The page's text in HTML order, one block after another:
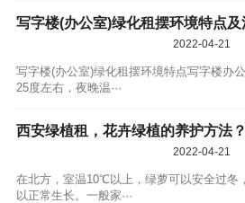
写字楼(办公室)绿化租摆环境特点
2022-04-21
写字楼(办公室)绿化租摆环境特点写字楼办
25度左右，夜晚温···
西安绿植租，花卉绿植的养护方法？
2022-04-21
在北方，室温10℃以上，绿萝可以安全过冬
以正常生长。一般家···